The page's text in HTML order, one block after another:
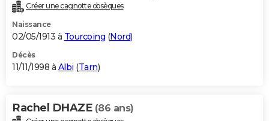
Créer une cagnotte obsèques
Naissance
02/05/1913 à Tourcoing (Nord)
Décès
11/11/1998 à Albi (Tarn)
Rachel DHAZE (86 ans)